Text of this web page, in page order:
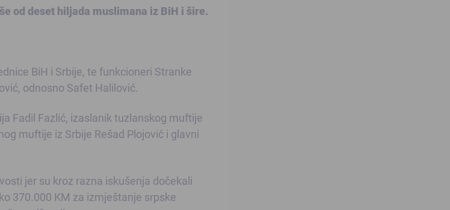
od deset hiljada muslimana iz BiH i šire.
BiH i Srbije, te funkcioneri Stranke
odnosno Safet Halilović.
Fadil Fazlić, izaslanik tuzlanskog muftije
muftije iz Srbije Rešad Plojović i glavni
jer su kroz razna iskušenja dočekali
370.000 KM za izmještanje srpske